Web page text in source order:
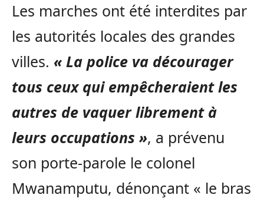
Les marches ont été interdites par
les autorités locales des grandes
villes. « La police va décourager
tous ceux qui empêcheraient les
autres de vaquer librement à
leurs occupations », a prévenu
son porte-parole le colonel
Mwanamputu, dénonçant « le bras